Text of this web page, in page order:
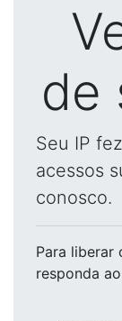
de
Seu IP
acessos
conosco.
Para liberar
responda